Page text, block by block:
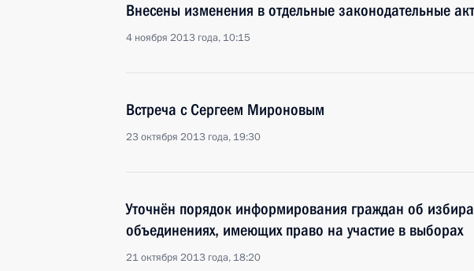
Внесены изменения в отдельные законодательные
4 ноября 2013 года, 10:15
Встреча с Сергеем Мироновым
23 октября 2013 года, 19:30
Уточнён порядок информирования граждан об
объединениях, имеющих право на участие в выборах
21 октября 2013 года, 18:20